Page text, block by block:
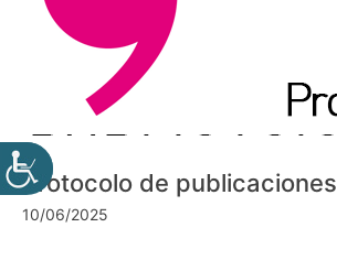
Protocolo de publicaciones
10/06/2025